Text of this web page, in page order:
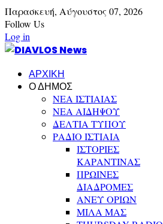
Παρασκευή, Αύγουστος 07, 2026
Follow Us
Log in
ΑΡΧΙΚΗ
Ο ΔΗΜΟΣ
ΝΕΑ ΙΣΤΙΑΙΑΣ
ΝΕΑ ΑΙΔΗΨΟΥ
ΔΕΛΤΙΑ ΤΥΠΟΥ
ΡΑΔΙΟ ΙΣΤΙΑΙΑ
ΙΣΤΟΡΙΕΣ
ΚΑΡΑΝΤΙΝΑΣ
ΠΡΩΙΝΕΣ
ΔΙΑΔΡΟΜΕΣ
ΑΝΕΥ ΟΡΙΩΝ
ΜΙΛΑ ΜΑΣ